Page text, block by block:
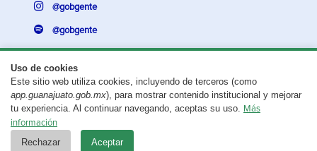
Uso de cookies
Este sitio web utiliza cookies, incluyendo de terceros (como
app.guanajuato.gob.mx), para mostrar contenido institucional y mejorar
tu experiencia. Al continuar navegando, aceptas su uso. Más
información
Rechazar Aceptar
@gobgente
@gobgente
¿Existe algún problema con esta página?Repórtalo aquí.
Aviso legal